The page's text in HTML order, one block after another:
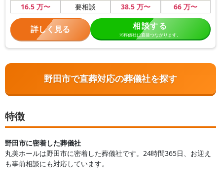
16.5万〜
要相談
38.5万〜
66 万〜
詳しく見る 相談する
※葬儀社に直接つながります。
野田市で直葬対応の葬儀社を探す
特徴
野田市に密着した葬儀社
丸美ホールは野田市に密着した葬儀社です。24時間365日、お迎え
も事前相談にも対応しています。